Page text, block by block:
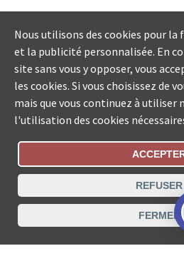
Statut De La
Recherche des offices
Protection des données
Conditions
Nous utilisons des cookies pour
et la publicité personnalisée. En
site sans vous y opposer, vous
les cookies. Si vous choisissez de
mais que vous continuez à utiliser
l'utilisation des cookies
REFUSER
FERMER